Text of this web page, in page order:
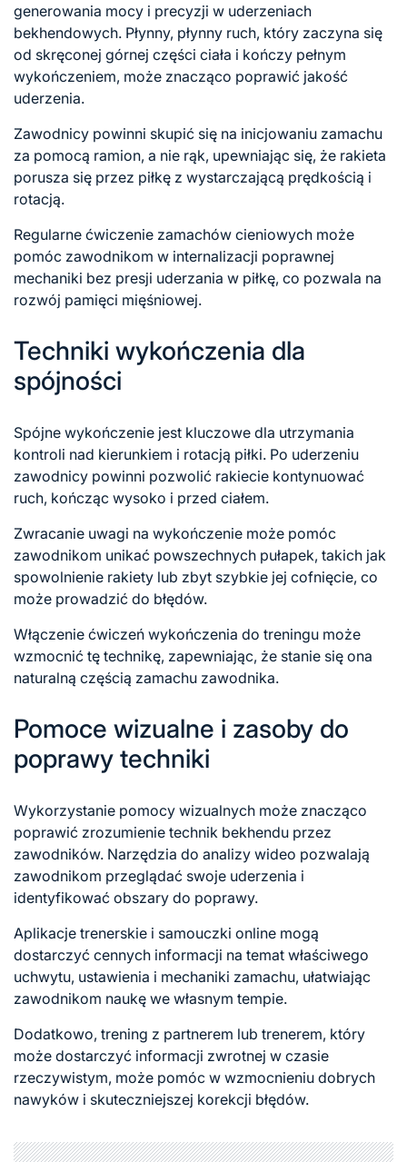
generowania mocy i precyzji w uderzeniach
bekhendowych. Płynny, płynny ruch, który zaczyna się
od skręconej górnej części ciała i kończy pełnym
wykończeniem, może znacząco poprawić jakość
uderzenia.
Zawodnicy powinni skupić się na inicjowaniu zamachu
za pomocą ramion, a nie rąk, upewniając się, że rakieta
porusza się przez piłkę z wystarczającą prędkością i
rotacją.
Regularne ćwiczenie zamachów cieniowych może
pomóc zawodnikom w internalizacji poprawnej
mechaniki bez presji uderzania w piłkę, co pozwala na
rozwój pamięci mięśniowej.
Techniki wykończenia dla
spójności
Spójne wykończenie jest kluczowe dla utrzymania
kontroli nad kierunkiem i rotacją piłki. Po uderzeniu
zawodnicy powinni pozwolić rakiecie kontynuować
ruch, kończąc wysoko i przed ciałem.
Zwracanie uwagi na wykończenie może pomóc
zawodnikom unikać powszechnych pułapek, takich jak
spowolnienie rakiety lub zbyt szybkie jej cofnięcie, co
może prowadzić do błędów.
Włączenie ćwiczeń wykończenia do treningu może
wzmocnić tę technikę, zapewniając, że stanie się ona
naturalną częścią zamachu zawodnika.
Pomoce wizualne i zasoby do
poprawy techniki
Wykorzystanie pomocy wizualnych może znacząco
poprawić zrozumienie technik bekhendu przez
zawodników. Narzędzia do analizy wideo pozwalają
zawodnikom przeglądać swoje uderzenia i
identyfikować obszary do poprawy.
Aplikacje trenerskie i samouczki online mogą
dostarczyć cennych informacji na temat właściwego
uchwytu, ustawienia i mechaniki zamachu, ułatwiając
zawodnikom naukę we własnym tempie.
Dodatkowo, trening z partnerem lub trenerem, który
może dostarczyć informacji zwrotnej w czasie
rzeczywistym, może pomóc w wzmocnieniu dobrych
nawyków i skuteczniejszej korekcji błędów.